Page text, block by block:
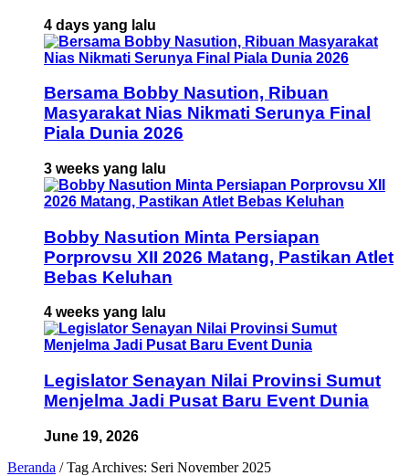
4 days yang lalu
Bersama Bobby Nasution, Ribuan
Masyarakat Nias Nikmati Serunya Final
Piala Dunia 2026
3 weeks yang lalu
Bobby Nasution Minta Persiapan
Porprovsu XII 2026 Matang, Pastikan Atlet
Bebas Keluhan
4 weeks yang lalu
Legislator Senayan Nilai Provinsi Sumut
Menjelma Jadi Pusat Baru Event Dunia
June 19, 2026
Beranda / Tag Archives: Seri November 2025